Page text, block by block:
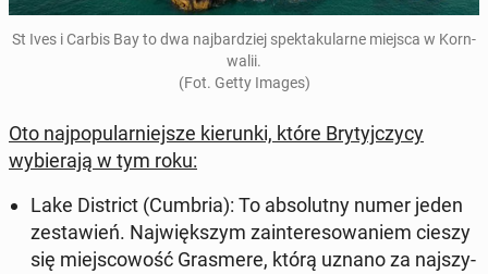
St Ives i Carbis Bay to dwa na­jbardziej spek­taku­larne miejsca w Ko­rn­
walii.
(Fot. Getty Images)
Oto na­jpop­u­larniejsze kierun­ki, które Bry­tyjczy­cy
wybier­a­ją w tym roku:
Lake Dis­trict (Cumbria): To ab­so­lut­ny numer jeden
zestaw­ień. Na­jwięk­szym zain­tere­sowaniem cieszy
się miejs­cowość Gras­mere, którą uznano za na­jszy­